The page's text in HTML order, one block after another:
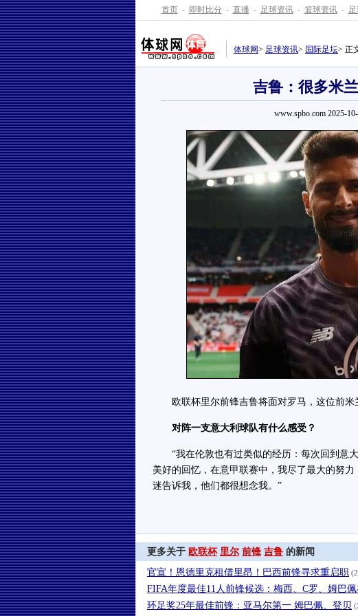
首页 - 即时比分 - 直播 - 足球资讯 - 篮球资讯 -
体球网> 足球资讯> 国际足坛> 正
吉鲁：很多米
www.spbo.com 2025-
欧联杯里尔前锋吉鲁将面对罗马，这位前米
对阵一支意大利球队有什么感受？
“我在伦敦也有过类似的经历：每次回到意
美好的回忆，在意甲联赛中，我尽了最大的努
迷告诉我，他们都很想念我。”
更多关于 欧联杯 里尔 前锋 吉鲁 的新闻
官宣！恩德里克租借里昂！巴西前锋寻求重启职
FIFA年度最佳11人前锋候选：梅西、C罗、姆巴
环足奖25年最佳前锋：亚马尔第一 姆巴佩、登贝